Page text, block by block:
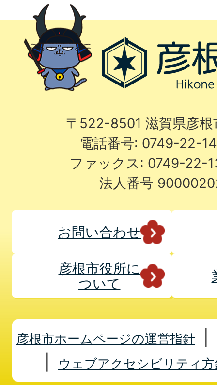
〒522-8501 滋賀県彦
電話番号: 0749-22-
ファックス: 0749-22-
法人番号
お問い合わせ
彦根市役所に
ついて
彦根市ホームページの運営指針
ウェブアクセシビリティ方